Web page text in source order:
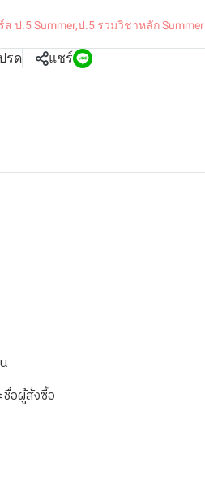
ส ป.5 Summer,ป.5 รวมวิชาหลัก Summer
รด แชร์
ชื่อผู้สั่งซื้อ